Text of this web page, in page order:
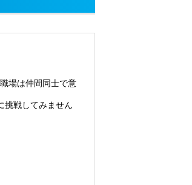
場は仲間同士で意
挑戦してみません